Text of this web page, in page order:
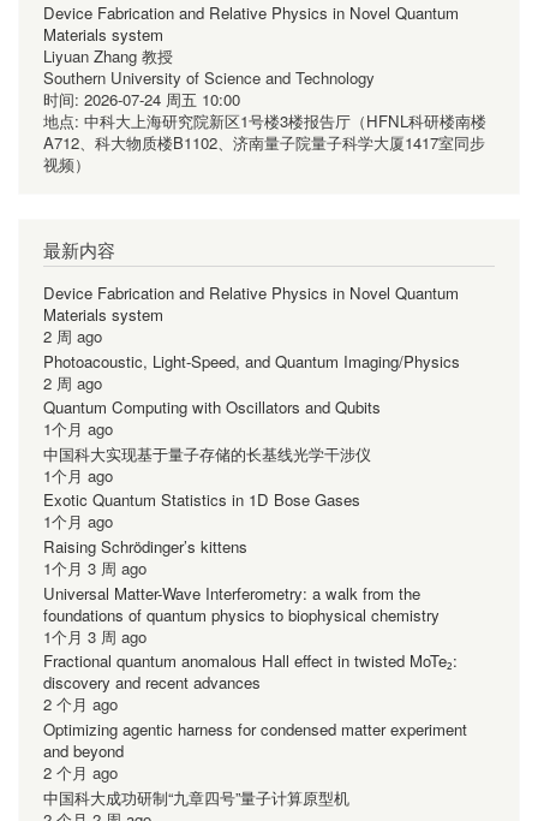
Device Fabrication and Relative Physics in Novel Quantum
Materials system
Liyuan Zhang 教授
Southern University of Science and Technology
时间: 2026-07-24 周五 10:00
地点: 中科大上海研究院新区1号楼3楼报告厅（HFNL科研楼南楼
A712、科大物质楼B1102、济南量子院量子科学大厦1417室同步
视频）
最新内容
Device Fabrication and Relative Physics in Novel Quantum
Materials system
2 周 ago
Photoacoustic, Light-Speed, and Quantum Imaging/Physics
2 周 ago
Quantum Computing with Oscillators and Qubits
1个月 ago
中国科大实现基于量子存储的长基线光学干涉仪
1个月 ago
Exotic Quantum Statistics in 1D Bose Gases
1个月 ago
Raising Schrödinger’s kittens
1个月 3 周 ago
Universal Matter-Wave Interferometry: a walk from the
foundations of quantum physics to biophysical chemistry
1个月 3 周 ago
Fractional quantum anomalous Hall effect in twisted MoTe₂:
discovery and recent advances
2 个月 ago
Optimizing agentic harness for condensed matter experiment
and beyond
2 个月 ago
中国科大成功研制“九章四号”量子计算原型机